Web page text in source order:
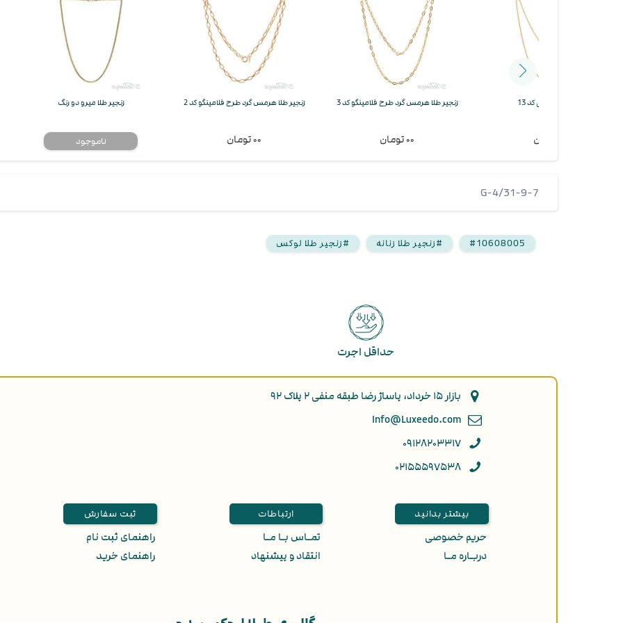
زنجیر طلا هرمس گرد طرح فلامینگو کد 3 زنجیر طلا هرمس گرد طرح فلامینگو کد 2 زنجیر طلا میرو دو رنگ
G-4/31-9-7
#10608005 #زنجیر طلا زنانه #زنجیر طلا لوکس
حداقل اجرت
بازار ۱۵ خرداد، پاساژ رضا طبقه منفی ۲ پلاک ۹۲
Info@Luxeedo.com
۰۹۱۲۸۲۰۳۳۱۷
۰۲۱۵۵۵۹۷۵۳۸
بیشتر بدانید
حریم خصوصی
دربـاره مـا
ارتباطات
تمـاس بـا مـا
انتقاد و پیشنهاد
ثبت سفارش
راهنمای ثبت نام
راهنمای خرید